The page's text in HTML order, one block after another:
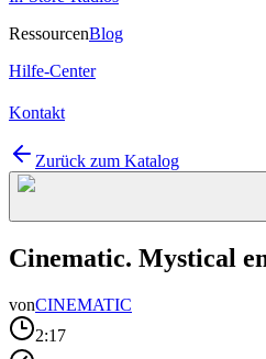
RessourcenBlog
Hilfe-Center
Kontakt
Zurück zum Katalog
Cinematic. Mystical
vonCINEMATIC
2:17